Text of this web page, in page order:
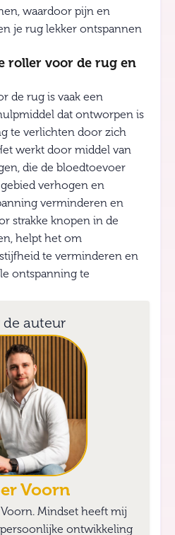
waardoor pijn en
je rug lekker ontspannen
roller voor de rug en
de rug is vaak een
dat ontworpen is
te verlichten door zich
werkt door middel van
die de bloedtoevoer
verhogen en
verminderen en
strakke knopen in de
helpt het om
te verminderen en
ontspanning te
de auteur
Voorn
Mindset heeft mij
ontwikkeling